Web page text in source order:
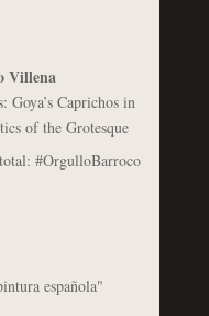
Villena
Goya’s Caprichos in
of the Grotesque
#OrgulloBarroco
española"